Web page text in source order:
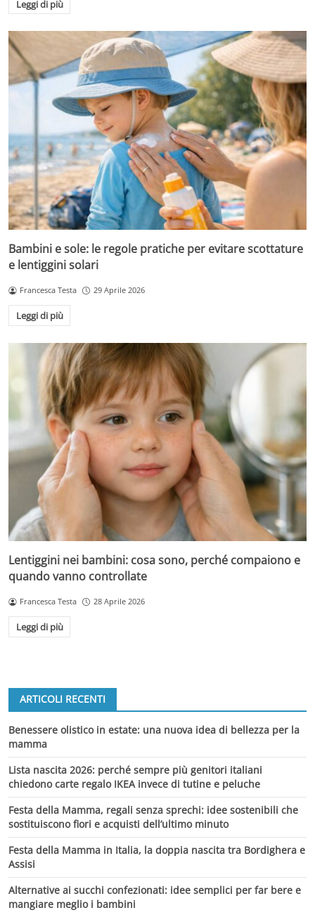
Leggi di più
Bambini e sole: le regole pratiche per evitare scottature
e lentiggini solari
Francesca Testa 29 Aprile 2026
Leggi di più
Lentiggini nei bambini: cosa sono, perché compaiono e
quando vanno controllate
Francesca Testa 28 Aprile 2026
Leggi di più
ARTICOLI RECENTI
Benessere olistico in estate: una nuova idea di bellezza per la
mamma
Lista nascita 2026: perché sempre più genitori italiani
chiedono carte regalo IKEA invece di tutine e peluche
Festa della Mamma, regali senza sprechi: idee sostenibili che
sostituiscono fiori e acquisti dell’ultimo minuto
Festa della Mamma in Italia, la doppia nascita tra Bordighera e
Assisi
Alternative ai succhi confezionati: idee semplici per far bere e
mangiare meglio i bambini